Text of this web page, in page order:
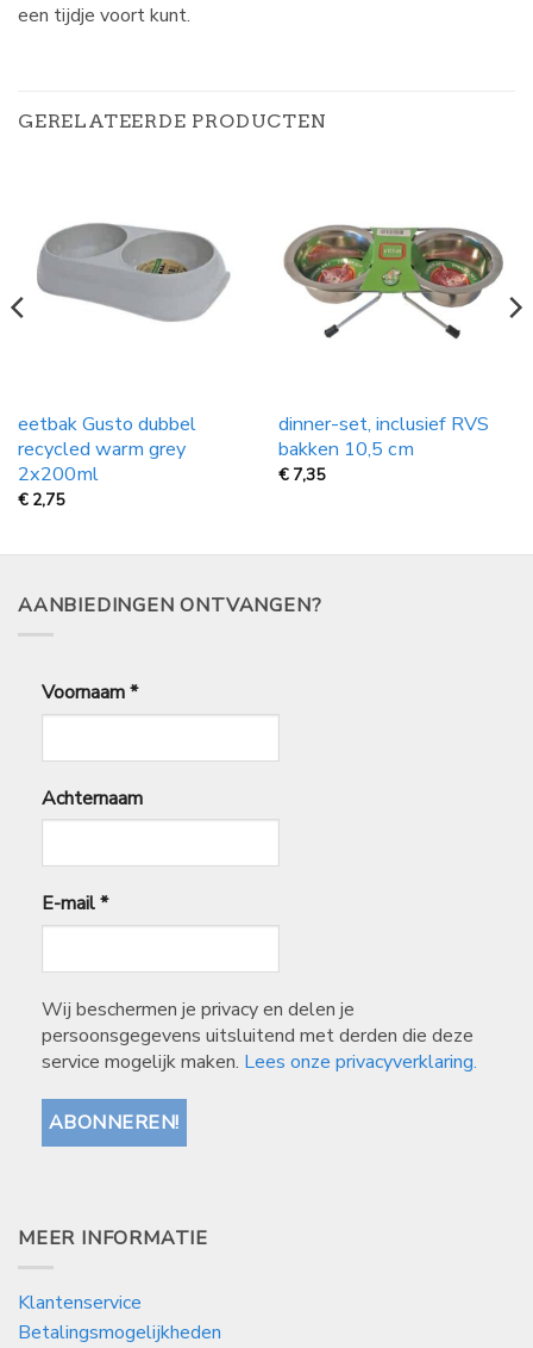
een tijdje voort kunt.
GERELATEERDE PRODUCTEN
eetbak Gusto dubbel
recycled warm grey
2x200ml
€ 2,75
dinner-set, inclusief RVS
bakken 10,5 cm
€ 7,35
AANBIEDINGEN ONTVANGEN?
Voornaam*
Achternaam
E-mail*
Wij beschermen je privacy en delen je
persoonsgegevens uitsluitend met derden die deze
service mogelijk maken. Lees onze privacyverklaring.
MEER INFORMATIE
Klantenservice
Betalingsmogelijkheden